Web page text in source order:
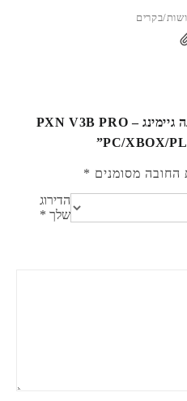
בקרים
היה הראשון לכתוב סקירה “הגה גיימינג PXN V3B PRO –
PC/XBOX/
החובה מסומנים *
הדירוג
שלך *